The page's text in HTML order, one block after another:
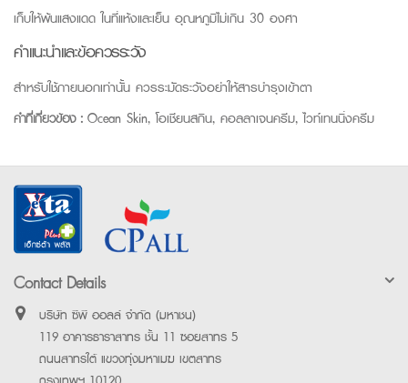
เก็บให้พ้นแสงแดด ในที่แห้งและเย็น อุณหภูมิไม่เกิน 30 องศา
คำแนะนำและข้อควรระวัง
สำหรับใช้ภายนอกเท่านั้น ควรระมัดระวังอย่าให้สารบำรุงเข้าตา
คำที่เกี่ยวข้อง : Ocean Skin, โอเชียนสกิน, คอลลาเจนครีม, ไวท์เทนนิ่งครีม
Contact Details
บริษัท ซีพี ออลล์ จำกัด (มหาชน)
119 อาคารธาราสาทร ชั้น 11 ซอยสาทร 5
ถนนสาทรใต้ แขวงทุ่งมหาเมฆ เขตสาทร